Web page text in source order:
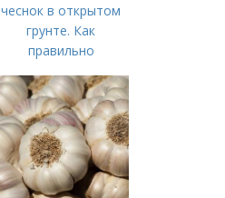
чеснок в открытом
грунте. Как
правильно
открытом грунте